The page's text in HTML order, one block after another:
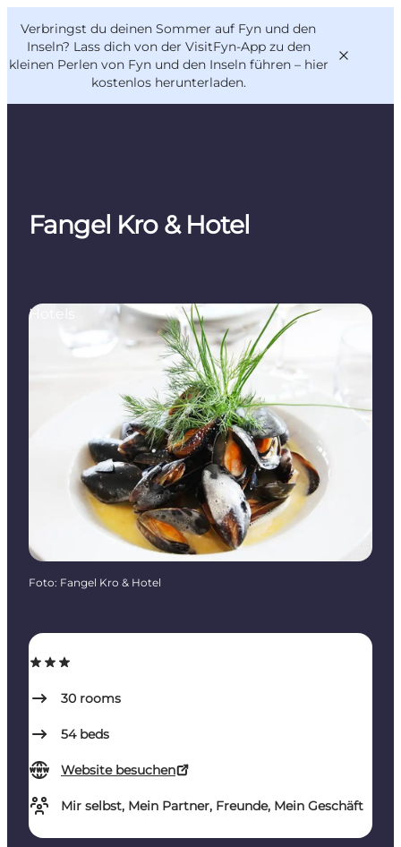
Verbringst du deinen Sommer auf Fyn und den
Inseln? Lass dich von der VisitFyn-App zu den
kleinen Perlen von Fyn und den Inseln führen – hier
kostenlos herunterladen.
Outdoor & bike
Essen & trinken
VisitFyn
Deutsch
Fangel Kro & Hotel
30 rooms
54 beds
Website besuchen
Mir selbst, Mein Partner, Freunde, Mein Geschäft
Hotels
Foto: Fangel Kro & Hotel